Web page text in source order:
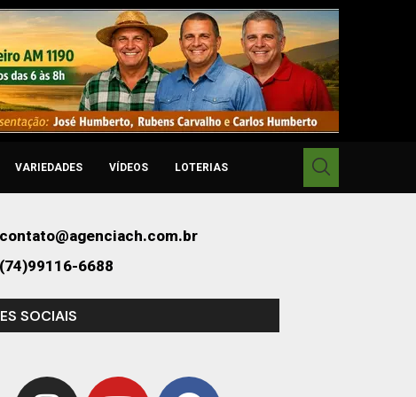
VARIEDADES VÍDEOS LOTERIAS
contato@agenciach.com.br
(74)99116-6688
SOCIAIS